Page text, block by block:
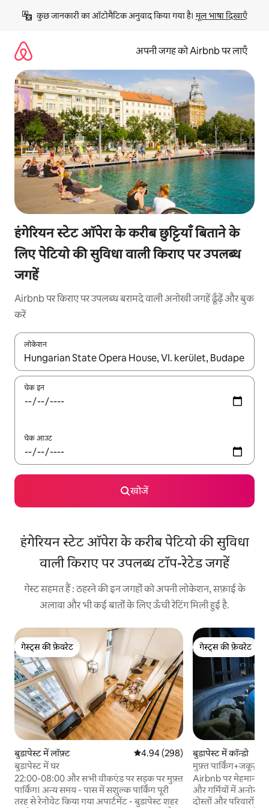
छोड़कर
कॉन्टेंट
कुछ जानकारी का ऑटोमैटिक अनुवाद किया गया है। मूल भाषा दिखाएँ
अपनी जगह को Airbnb पर लाएँ
हंगेरियन स्टेट ऑपेरा के करीब छुट्टियाँ बिताने के
लिए पेटियो की सुविधा वाली किराए पर उपलब्ध
जगहें
Airbnb पर किराए पर उपलब्ध बरामदे वाली अनोखी जगहें ढूँढ़ें और बुक
करें
लोकेशन
नतीजों के उपलब्ध होने पर, अप और डाउन 'ऐरो की' का इस्तेमाल करके नेविगेट
चेक इन
चेक आउट
खोजें
हंगेरियन स्टेट ऑपेरा के करीब पेटियो की सुविधा
वाली किराए पर उपलब्ध टॉप-रेटेड जगहें
गेस्ट सहमत हैं : ठहरने की इन जगहों को अपनी लोकेशन, सफ़ाई के
अलावा और भी कई बातों के लिए ऊँची रेटिंग मिली हुई है.
गेस्ट्स की फ़ेवरेट
गेस्ट्स की फ़ेवरेट
बुडापेस्ट में लॉफ़्ट औसत रेटिंग 5 में से 4.94, 298 समीक्षाएँ
4.94 (298)
बुडापेस्ट में घर
22:00-08:00 और सभी वीकएंड पर सड़क पर मुफ़्त
पार्किंग। अन्य समय - पास में सशुल्क पार्किंग पूरी
तरह से रेनोवेट किया गया अपार्टमेंट - बुडापेस्ट शहर
गेस्ट्स की फ़ेवरेट
गेस्ट्स की फ़ेवरेट
बुडापेस्ट में कॉन्डो
मुफ़्त
Airbnb पर मेहमानों का
और गर्मियों में अनोखी
दोस्तों और परिवारों के